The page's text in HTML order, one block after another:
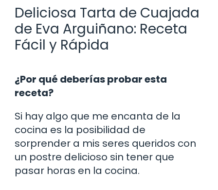
Deliciosa Tarta de Cuajada
de Eva Arguiñano: Receta
Fácil y Rápida
¿Por qué deberías probar esta
receta?
Si hay algo que me encanta de la
cocina es la posibilidad de
sorprender a mis seres queridos con
un postre delicioso sin tener que
pasar horas en la cocina.